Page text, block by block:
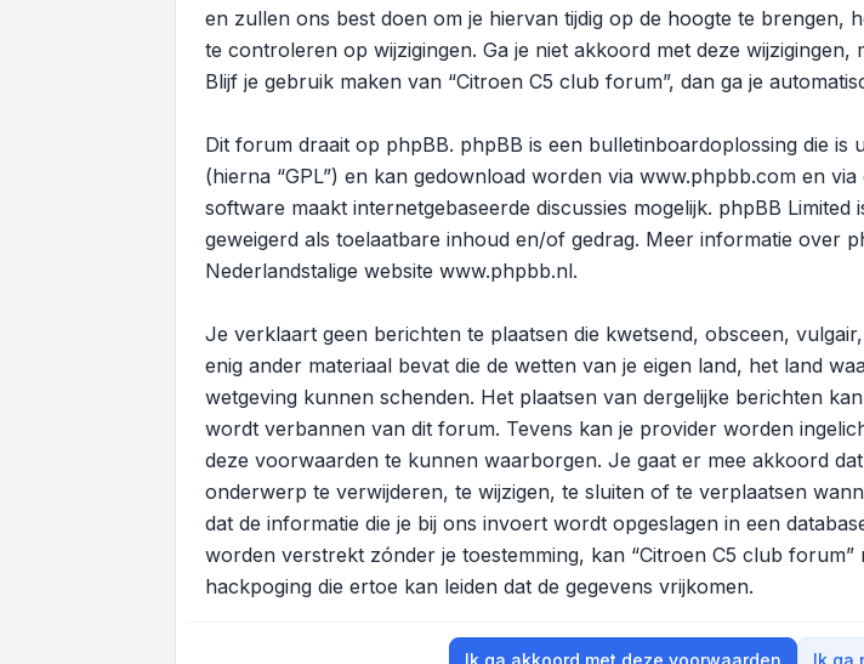
en zullen ons best doen om je hiervan tijdig op de hoogte te brengen,
te controleren op wijzigingen. Ga je niet akkoord met deze
Blijf je gebruik maken van “Citroen C5 club forum”, dan ga je
Dit forum draait op phpBB. phpBB is een bulletinboardoplossing die is
(hierna “GPL”) en kan gedownload worden via www.phpbb.com en via
software maakt internetgebaseerde discussies mogelijk. phpBB
geweigerd als toelaatbare inhoud en/of gedrag. Meer informatie over
Nederlandstalige website www.phpbb.nl.
Je verklaart geen berichten te plaatsen die kwetsend, obsceen,
enig ander materiaal bevat die de wetten van je eigen land, het land
wetgeving kunnen schenden. Het plaatsen van dergelijke berichten
wordt verbannen van dit forum. Tevens kan je provider worden
deze voorwaarden te kunnen waarborgen. Je gaat er mee akkoord
onderwerp te verwijderen, te wijzigen, te sluiten of te verplaatsen
dat de informatie die je bij ons invoert wordt opgeslagen in een
worden verstrekt zónder je toestemming, kan “Citroen C5 club
hackpoging die ertoe kan leiden dat de gegevens vrijkomen.
Ik ga akkoord met deze voorwaarden Ik ga